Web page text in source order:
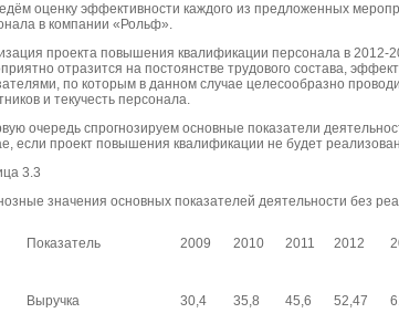
оценку эффективности каждого из предложенных
в компании «Рольф».
проекта повышения квалификации персонала в 2012-
отразится на постоянстве трудового состава,
по которым в данном случае целесообразно
и текучесть персонала.
очередь спрогнозируем основные показатели
если проект повышения квалификации не будет
3.3
значения основных показателей деятельности без
Показатель 2009 2010 2011 2012
Выручка 30,4 35,8 45,6 52,47